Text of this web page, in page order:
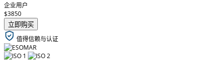
企业用户
$3850
立即购买
值得信赖与认证